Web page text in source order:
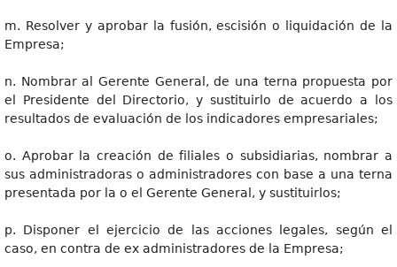
m. Resolver y aprobar la fusión, escisión o liquidación de la
Empresa;
n. Nombrar al Gerente General, de una terna propuesta por
el Presidente del Directorio, y sustituirlo de acuerdo a los
resultados de evaluación de los indicadores empresariales;
o. Aprobar la creación de filiales o subsidiarias, nombrar a
sus administradoras o administradores con base a una terna
presentada por la o el Gerente General, y sustituirlos;
p. Disponer el ejercicio de las acciones legales, según el
caso, en contra de ex administradores de la Empresa;